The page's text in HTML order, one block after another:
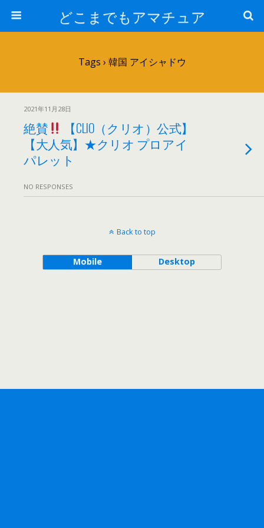
どこまでもアマチュア
Tags › 韓国 アイシャドウ
2021年11月28日
絶賛
【CLIO（クリオ）公式】
【大人気】★クリオ プロアイ
パレット
NO RESPONSES
Back to top
Mobile Desktop